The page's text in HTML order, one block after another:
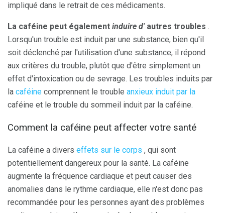
impliqué dans le retrait de ces médicaments.
La caféine peut également induire d'autres troubles .
Lorsqu'un trouble est induit par une substance, bien qu'il
soit déclenché par l'utilisation d'une substance, il répond
aux critères du trouble, plutôt que d'être simplement un
effet d'intoxication ou de sevrage. Les troubles induits par
la caféine comprennent le trouble anxieux induit par la
caféine et le trouble du sommeil induit par la caféine.
Comment la caféine peut affecter votre santé
La caféine a divers effets sur le corps , qui sont
potentiellement dangereux pour la santé. La caféine
augmente la fréquence cardiaque et peut causer des
anomalies dans le rythme cardiaque, elle n'est donc pas
recommandée pour les personnes ayant des problèmes